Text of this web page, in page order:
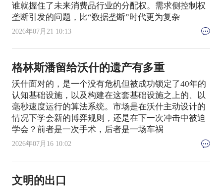
谁就握住了未来消费品行业的分配权。需求侧控制权
垄断引发的问题，比“数据垄断”时代更为复杂
2026年07月21 10:13
格林斯潘留给沃什的遗产有多重
沃什面对的，是一个没有危机但被成功锁定了40年的
认知基础设施，以及构建在这套基础设施之上的、以
毫秒速度运行的算法系统。市场是在沃什主动设计的
情况下学会新的博弈规则，还是在下一次冲击中被迫
学会？前者是一次手术，后者是一场车祸
2026年07月16 10:02
文明的出口